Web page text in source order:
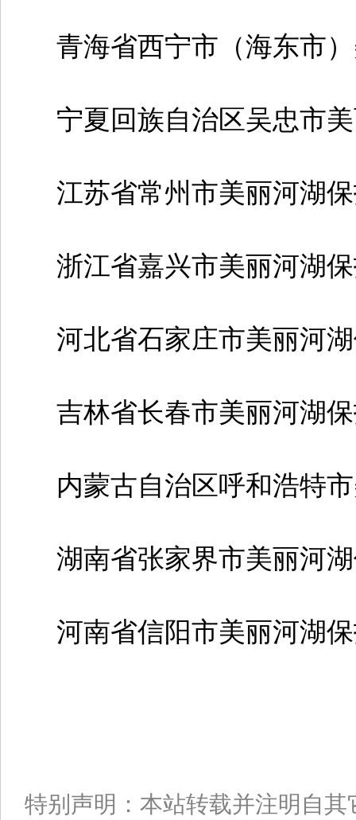
青海省西宁市（海东市
宁夏回族自治区吴忠市
江苏省常州市美丽河湖
浙江省嘉兴市美丽河湖
河北省石家庄市美丽河
吉林省长春市美丽河湖
内蒙古自治区呼和浩特
湖南省张家界市美丽河
河南省信阳市美丽河湖
特别声明：本站转载并注明自